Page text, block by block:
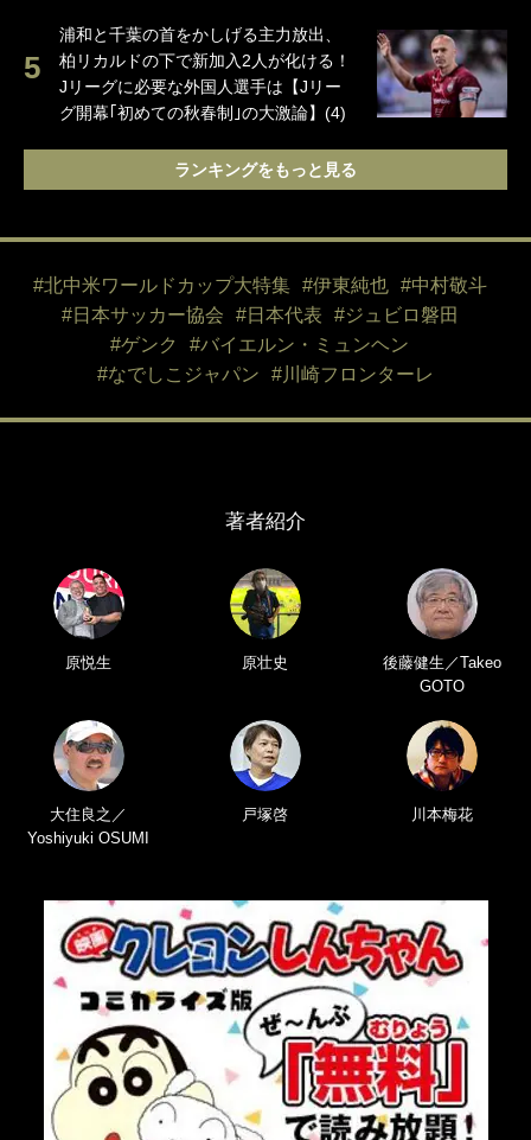
浦和と千葉の首をかしげる主力放出、
柏リカルドの下で新加入2人が化ける！
Jリーグに必要な外国人選手は【Jリー
グ開幕｢初めての秋春制｣の大激論】(4)
ランキングをもっと見る
#北中米ワールドカップ大特集 #伊東純也
#中村敬斗
#日本サッカー協会
#日本代表
#ジュビロ磐田
#ゲンク
#バイエルン・ミュンヘン
#なでしこジャパン
#川崎フロンターレ
著者紹介
原悦生 原壮史
後藤健生／Takeo
GOTO
大住良之／
Yoshiyuki OSUMI
戸塚啓 川本梅花